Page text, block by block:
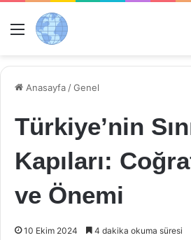
Menü
Anasayfa /Genel
Türkiye’nin
Kapıları:
ve Önemi
10 Ekim 2024 4 dakika okuma süresi